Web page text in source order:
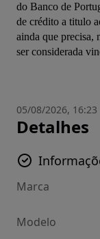
do Banco de
de crédito a titulo
ainda que precisa,
ser considerada
05/08/2026, 16:23
Detalhes
Marca
Modelo